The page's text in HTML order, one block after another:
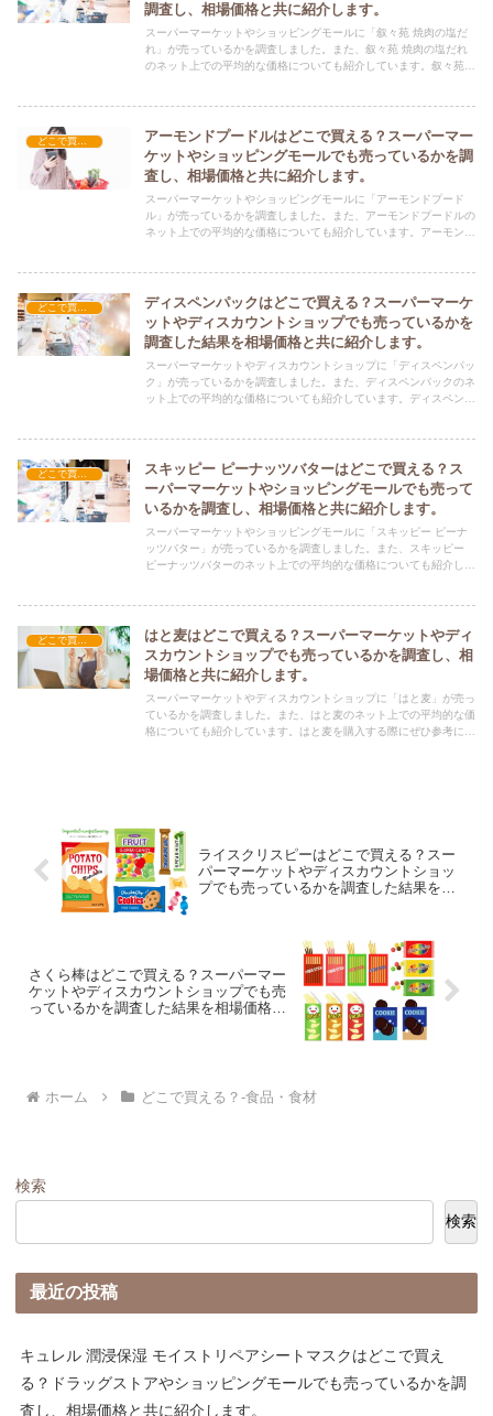
調査し、相場価格と共に紹介します。
スーパーマーケットやショッピングモールに「叙々苑 焼肉の塩だ
れ」が売っているかを調査しました。また、叙々苑 焼肉の塩だれ
のネット上での平均的な価格についても紹介しています。叙々苑
どこで買える？-食品・食材
アーモンドプードルはどこで買える？スーパーマー
ケットやショッピングモールでも売っているかを調
査し、相場価格と共に紹介します。
スーパーマーケットやショッピングモールに「アーモンドプード
ル」が売っているかを調査しました。また、アーモンドプードルの
ネット上での平均的な価格についても紹介しています。アーモンド
どこで買える？-食品・食材
ディスペンパックはどこで買える？スーパーマーケ
ットやディスカウントショップでも売っているかを
調査した結果を相場価格と共に紹介します。
スーパーマーケットやディスカウントショップに「ディスペンパッ
ク」が売っているかを調査しました。また、ディスペンパックのネ
ット上での平均的な価格についても紹介しています。ディスペンパ
どこで買える？-食品・食材
スキッピー ピーナッツバターはどこで買える？ス
ーパーマーケットやショッピングモールでも売って
いるかを調査し、相場価格と共に紹介します。
スーパーマーケットやショッピングモールに「スキッピー ピーナ
ッツバター」が売っているかを調査しました。また、スキッピー
ピーナッツバターのネット上での平均的な価格についても紹介して
どこで買える？-食品・食材
はと麦はどこで買える？スーパーマーケットやディ
スカウントショップでも売っているかを調査し、相
場価格と共に紹介します。
スーパーマーケットやディスカウントショップに「はと麦」が売っ
ているかを調査しました。また、はと麦のネット上での平均的な価
格についても紹介しています。はと麦を購入する際にぜひ参考にし
ライスクリスピーはどこで買える？スー
パーマーケットやディスカウントショッ
プでも売っているかを調査した結果を相
さくら棒はどこで買える？スーパーマー
ケットやディスカウントショップでも売
っているかを調査した結果を相場価格と
ホーム どこで買える？-食品・食材
検索
検索
最近の投稿
キュレル 潤浸保湿 モイストリペアシートマスクはどこで買え
る？ドラッグストアやショッピングモールでも売っているかを調
査し、相場価格と共に紹介します。